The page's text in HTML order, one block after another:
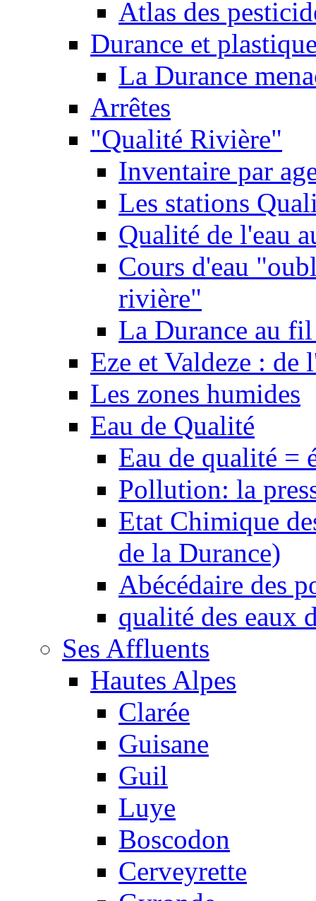
Atlas des
Durance et
La Durance
Arrêtes
"Qualité Rivière"
Inventaire par
Les stations
Qualité de l'eau
Cours d'eau
rivière"
La Durance au
Eze et Valdeze : de
Les zones humides
Eau de Qualité
Eau de qualité =
Pollution: la
Etat Chimique
de la Durance)
Abécédaire des
qualité des eaux
Ses Affluents
Hautes Alpes
Clarée
Guisane
Guil
Luye
Boscodon
Cerveyrette